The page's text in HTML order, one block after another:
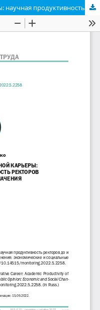
Цена административной карьеры: научная продуктивность ректоров до и после назначения